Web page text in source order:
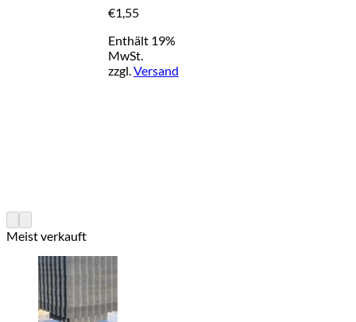
€1,55
Enthält 19%
MwSt.
zzgl.Versand
Meist verkauft